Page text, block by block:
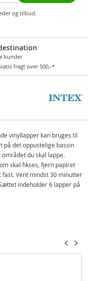
og tilbud.
kunder
fragt over 500,-*
vinyllapper kan bruges til
på det oppustelige bassin
du skal lappe.
skal fikses, fjern papiret
Vent mindst 30 minutter
indeholder 6 lapper på